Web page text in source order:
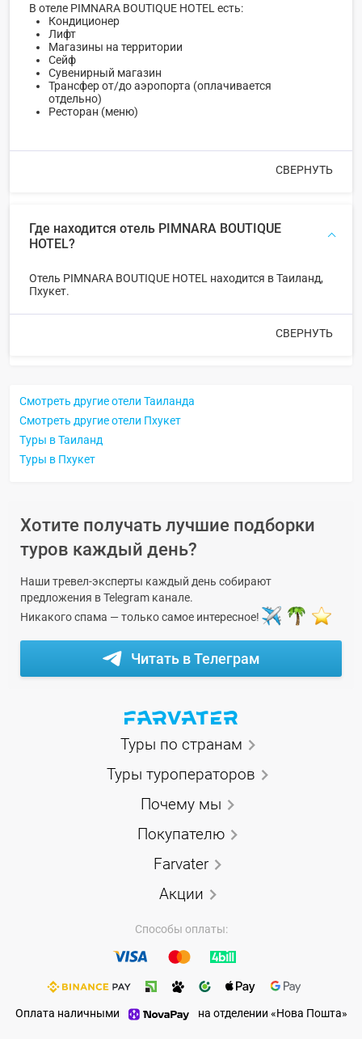
В отеле PIMNARA BOUTIQUE HOTEL есть:
Кондиционер
Лифт
Магазины на территории
Сейф
Сувенирный магазин
Трансфер от/до аэропорта (оплачивается
отдельно)
Ресторан (меню)
СВЕРНУТЬ
Где находится отель PIMNARA BOUTIQUE
HOTEL?
Отель PIMNARA BOUTIQUE HOTEL находится в Таиланд,
Пхукет.
СВЕРНУТЬ
Смотреть другие отели Таиланда
Смотреть другие отели Пхукет
Туры в Таиланд
Туры в Пхукет
Хотите получать лучшие подборки
туров каждый день?
Наши тревел-эксперты каждый день собирают
предложения в Telegram канале.
Никакого спама — только самое интересное!
Читать в Телеграм
Туры по странам
Туры туроператоров
Почему мы
Покупателю
Farvater
Акции
Способы оплаты:
Оплата наличными на отделении «Нова Пошта»